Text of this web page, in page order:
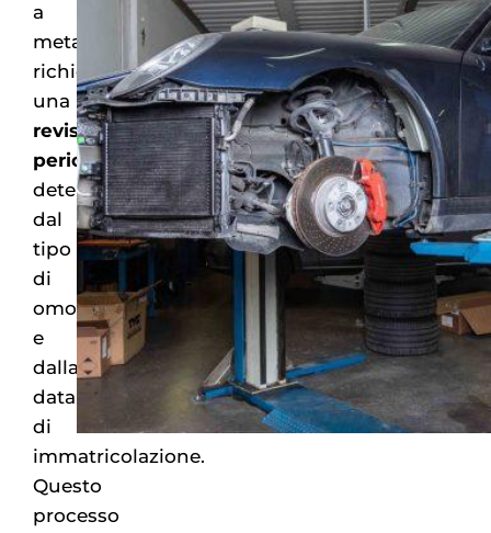
a
metano
richiedono
una
revisione
periodica,
determinata
dal
tipo
di
omologazione
e
dalla
data
di
immatricolazione.
Questo
processo